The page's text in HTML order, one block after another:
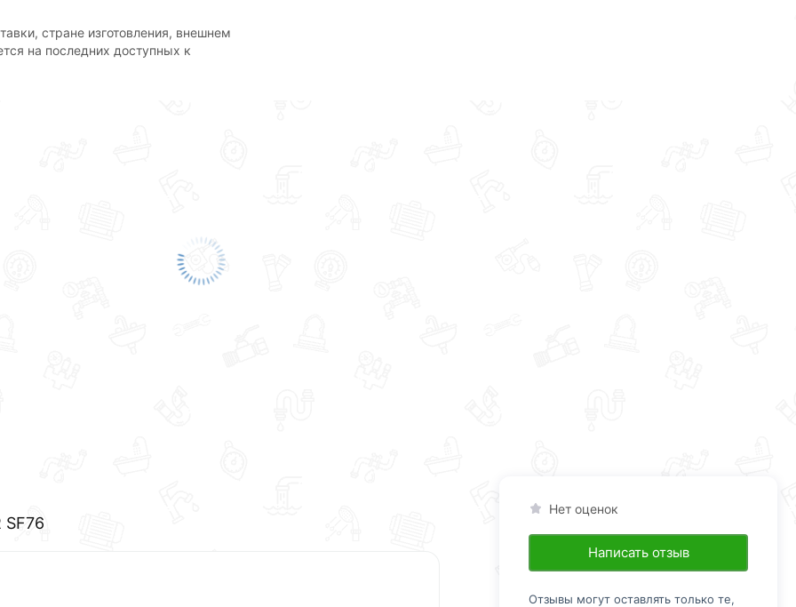
стране изготовления, внешнем
на последних доступных к
SF76
Нет оценок
Написать отзыв
Отзывы могут оставлять только те,